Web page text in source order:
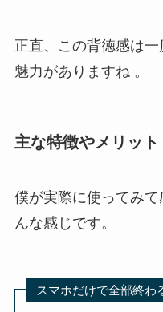
正直、この背徳感は
魅力がありますね 。
主な特徴やメリット
僕が実際に使ってみ
んな感じです。
スマホだけで全部終わ